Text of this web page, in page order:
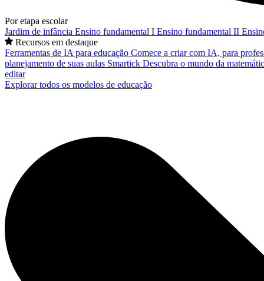
Por etapa escolar
Jardim de infância Ensino fundamental I Ensino fundamental II
Recursos em destaque
Ferramentas de IA para educação Comece a criar com IA, para
planejamento de suas aulas Smartick Descubra o mundo da
editar
Explorar todos os modelos de educação